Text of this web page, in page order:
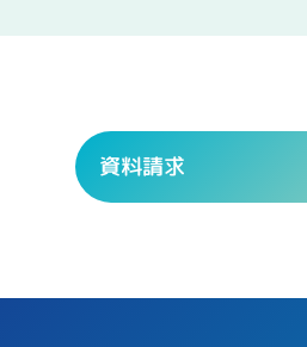
資料請求